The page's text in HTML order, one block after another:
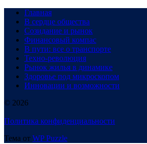
Главная
В сердце общества
Созидание и рынок
Финансовый компас
В пути: все о транспорте
Техно-революция
Рынок жилья в динамике
Здоровье под микроскопом
Инновации и возможности
© 2026
Политика конфиденциальности
Тема от WP Puzzle